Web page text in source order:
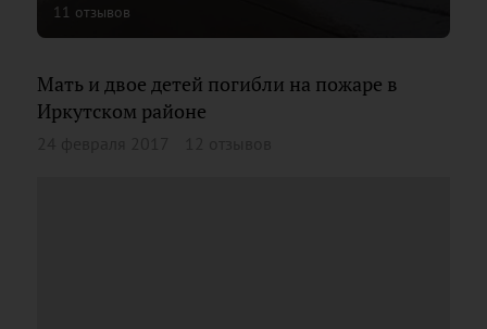
11 отзывов
Мать и двое детей погибли на пожаре в
Иркутском районе